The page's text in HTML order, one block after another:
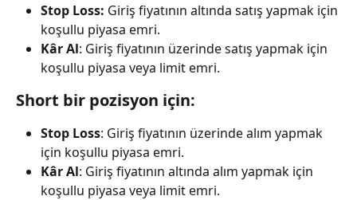
Stop Loss: Giriş fiyatının altında satış yapmak için
koşullu piyasa emri.
Kâr Al: Giriş fiyatının üzerinde satış yapmak için
koşullu piyasa veya limit emri.
Short bir pozisyon için:
Stop Loss: Giriş fiyatının üzerinde alım yapmak
için koşullu piyasa emri.
Kâr Al: Giriş fiyatının altında alım yapmak için
koşullu piyasa veya limit emri.